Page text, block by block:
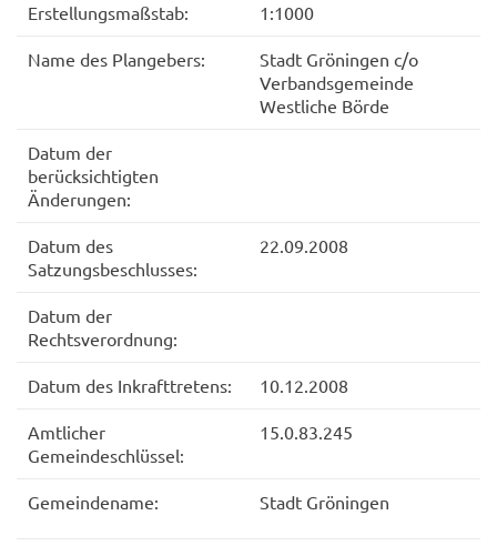
Erstellungsmaßstab: 1:1000
Name des Plangebers:
Stadt Gröningen c/o
Verbandsgemeinde
Westliche Börde
Datum der
berücksichtigten
Änderungen:
Datum des
Satzungsbeschlusses:
22.09.2008
Datum der
Rechtsverordnung:
Datum des Inkrafttretens: 10.12.2008
Amtlicher
Gemeindeschlüssel:
15.0.83.245
Gemeindename: Stadt Gröningen